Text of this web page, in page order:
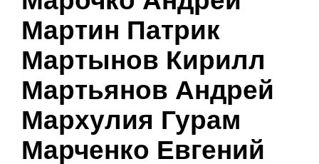
Мартин Патрик
Мартынов Кирилл
Мартьянов Андрей
Мархулия Гурам
Марченко Евгений